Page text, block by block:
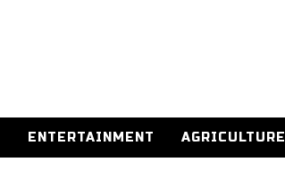
ENTERTAINMENT AGRICULTURE